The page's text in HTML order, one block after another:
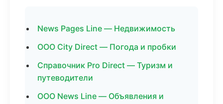
News Pages Line — Недвижимость
ООО City Direct — Погода и пробки
Справочник Pro Direct — Туризм и
путеводители
ООО News Line — Объявления и